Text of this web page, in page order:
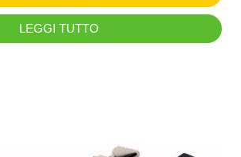
LEGGI TUTTO